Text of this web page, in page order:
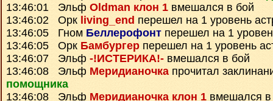
13:46:01 Эльф Oldman клон 1 вмешался в бой
13:46:02 Орк living_end перешел на 1 уровень
13:46:05 Гном Беллерофонт перешел на 1
13:46:05 Орк Бамбургер перешел на 1 уровень
13:46:07 Эльф -!ИСТЕРИКА!- вмешался в бой
13:46:08 Эльф Меридианочка прочитал
помощника
13:46:08 Эльф Меридианочка клон 1 вмешался в